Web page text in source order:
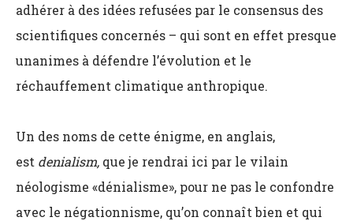
adhérer à des idées refusées par le consensus des
scientifiques concernés – qui sont en effet presque
unanimes à défendre l’évolution et le
réchauffement climatique anthropique.
Un des noms de cette énigme, en anglais,
est denialism, que je rendrai ici par le vilain
néologisme «dénialisme», pour ne pas le confondre
avec le négationnisme, qu’on connaît bien et qui